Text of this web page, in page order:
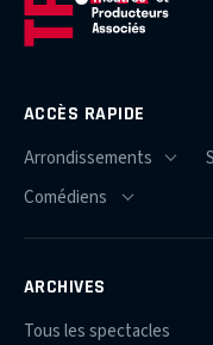
ACCÈS RAPIDE
ARCHIVES
Tous les spectacles